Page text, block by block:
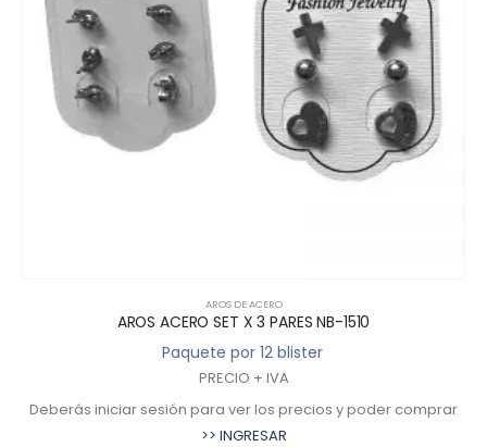
AROS DE ACERO
AROS ACERO SET X 3 PARES NB-1510
Paquete por 12 blister
PRECIO + IVA
Deberás iniciar sesión para ver los precios y poder comprar
>> INGRESAR